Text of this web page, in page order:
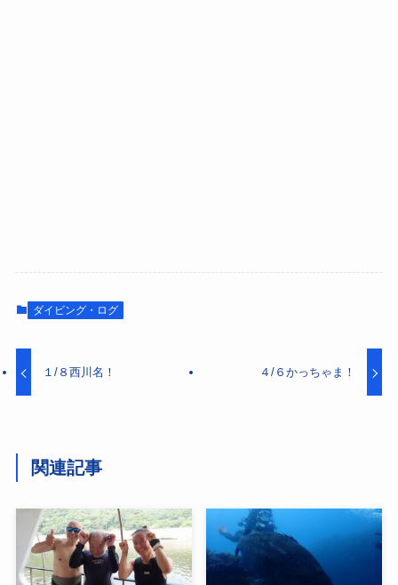
ダイビング・ログ
１/８西川名！ ４/６かっちゃま！
関連記事